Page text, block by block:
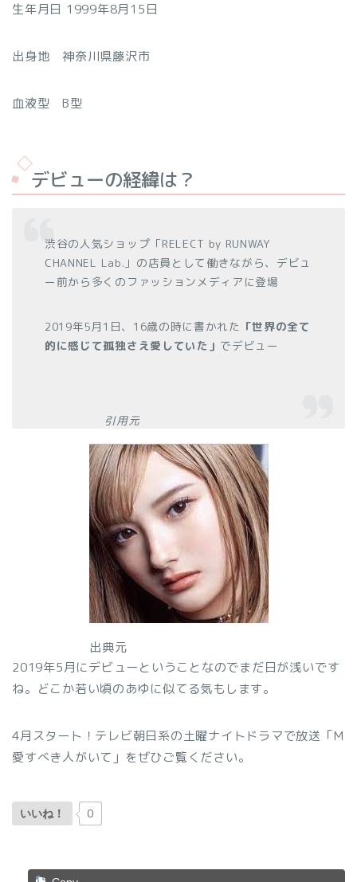
生年月日 1999年8月15日
出身地 神奈川県藤沢市
血液型 B型
デビューの経緯は？
渋谷の人気ショップ「RELECT by RUNWAY
CHANNEL Lab.」の店員として働きながら、デビュ
ー前から多くのファッションメディアに登場
2019年5月1日、16歳の時に書かれた 「世界の全て
的に感じて孤独さえ愛していた」 でデビュー
引用元
出典元
2019年5月にデビューということなのでまだ日が浅いです
ね。どこか若い頃のあゆに似てる気もします。
4月スタート！テレビ朝日系の土曜ナイトドラマで放送「M
愛すべき人がいて」をぜひご覧ください。
いいね！ 0